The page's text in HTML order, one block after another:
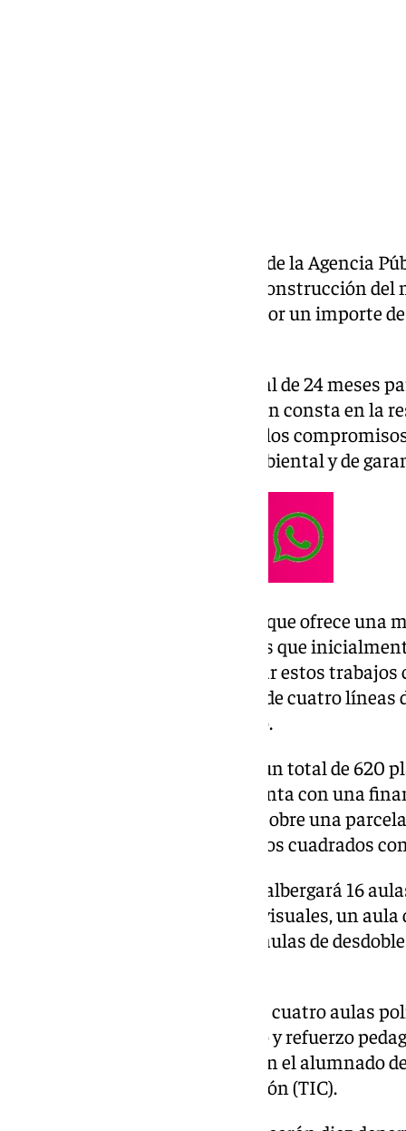
La Junta de Andalucía, a través de la Agencia
adjudicado el contrato para la construcción
en Roquetas de Mar (Almería), por un importe
La empresa contará con un total de 24 meses
que empiecen los trabajos, según consta en la
Press, en las que se especifican los
en materia de mejora medioambiental y de
La proposición de la mercantil, que ofrece una
ha impuesto sobre las 16 ofertas que
autonómica recibió para realizar estos
con un nuevo centro educativo de cuatro
obligatoria y dos de bachillerato.
En total, el centro contará con un total de 620
bachillerato. El edificio, que cuenta con una
de Fondos Feder, se construirá sobre una
contará con más de 5.000 metros cuadrados
La zona docente de secundaria albergará 16
música, dramatización y audiovisuales, un
audiovisual, un aula taller, dos aulas de
En el área de bachillerato habrá cuatro aulas
aula de desdoble y otra de apoyo y refuerzo
laboratorios, que compartirá con el alumnado
de la información y comunicación (TIC).